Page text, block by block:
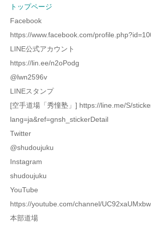
トップページ
Facebook
https://www.facebook.com/
LINE公式アカウント
https://lin.ee/n2oPodg
@lwn2596v
LINEスタンプ
[空手道場「秀憧塾」] https://line.me/S/
lang=ja&ref=gnsh_stickerDetail
Twitter
@shudoujuku
Instagram
shudoujuku
YouTube
https://youtube.com/channel/
本部道場